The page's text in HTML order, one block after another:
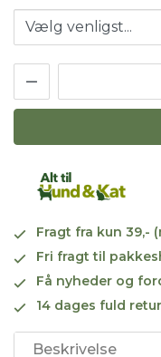
Fragt fra kun 39,-
Fri fragt til
Få nyheder og
14 dages fuld
Beskrivelse